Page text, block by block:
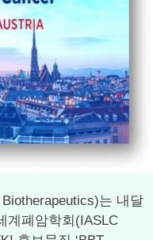
는 내달
계폐암학회(IASLC